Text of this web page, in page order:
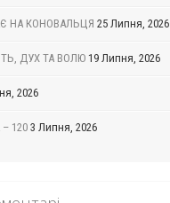
НА КОНОВАЛЬЦЯ 25 Липня, 2026
ДУХ ТА ВОЛЮ19 Липня, 2026
2026
1203 Липня, 2026